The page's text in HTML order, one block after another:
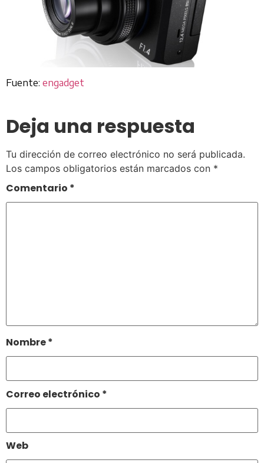
Fuente: engadget
Deja una respuesta
Tu dirección de correo electrónico no será publicada.
Los campos obligatorios están marcados con *
Comentario *
Nombre*
Correo electrónico *
Web